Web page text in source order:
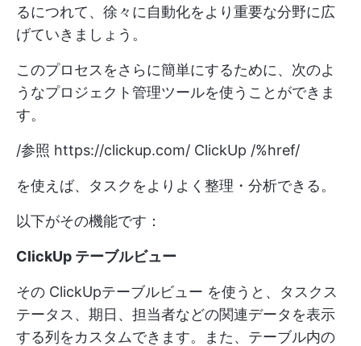
るにつれて、徐々に自動化をより重要な分野に広
げていきましょう。
このプロセスをさらに簡単にするために、次のよ
うなプロジェクト管理ツールを使うことができま
す。
/参照 https://clickup.com/ ClickUp /%href/
を使えば、タスクをよりよく整理・分析できる。
以下がその機能です：
ClickUp テーブルビュー
その ClickUpテーブルビュー を使うと、タスクス
テータス、期日、担当者などの関連データを表示
する列をカスタムできます。また、テーブル内の